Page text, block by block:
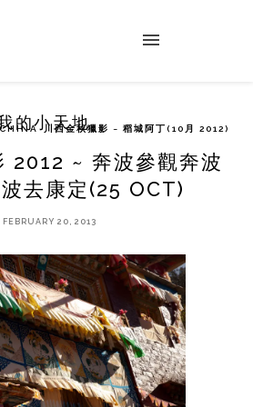
川西金秋獵影 ~ 稻城阿丁(10月 2012)
2012 ~ 奔波參觀奔波
去康定(25 OCT)
FEBRUARY 20, 2013